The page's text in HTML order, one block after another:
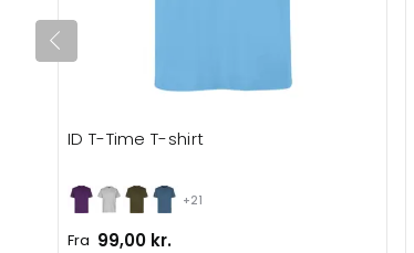
+21
ID T-Time T-shirt
Fra 99,00 kr.